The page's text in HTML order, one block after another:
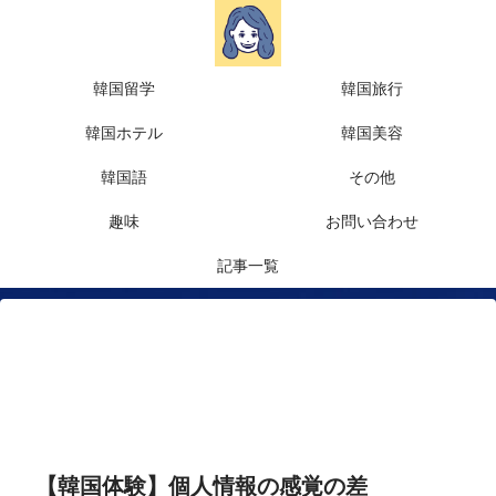
韓国留学 韓国旅行
韓国ホテル 韓国美容
韓国語 その他
趣味 お問い合わせ
記事一覧
【韓国体験】個人情報の感覚の差